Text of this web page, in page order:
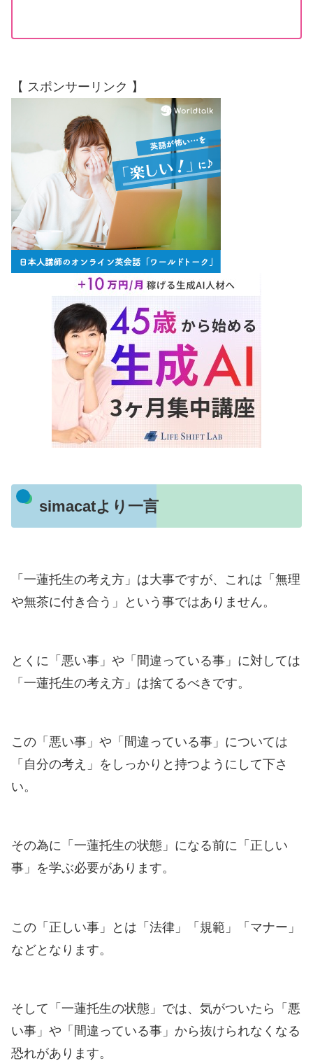
【 スポンサーリンク 】
simacatより一言
「一蓮托生の考え方」は大事ですが、これは「無理
や無茶に付き合う」という事ではありません。
とくに「悪い事」や「間違っている事」に対しては
「一蓮托生の考え方」は捨てるべきです。
この「悪い事」や「間違っている事」については
「自分の考え」をしっかりと持つようにして下さ
い。
その為に「一蓮托生の状態」になる前に「正しい
事」を学ぶ必要があります。
この「正しい事」とは「法律」「規範」「マナー」
などとなります。
そして「一蓮托生の状態」では、気がついたら「悪
い事」や「間違っている事」から抜けられなくなる
恐れがあります。